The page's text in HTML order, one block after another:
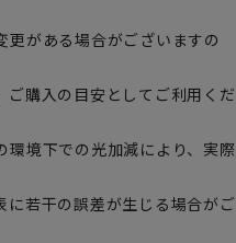
がある場合がございますの
購入の目安としてご利用くだ
境下での光加減により、実際
若干の誤差が生じる場合がご